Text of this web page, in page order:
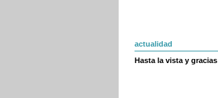
actualidad
Hasta la vista y gracias